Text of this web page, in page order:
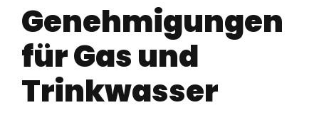
Genehmigungen
für Gas und
Trinkwasser